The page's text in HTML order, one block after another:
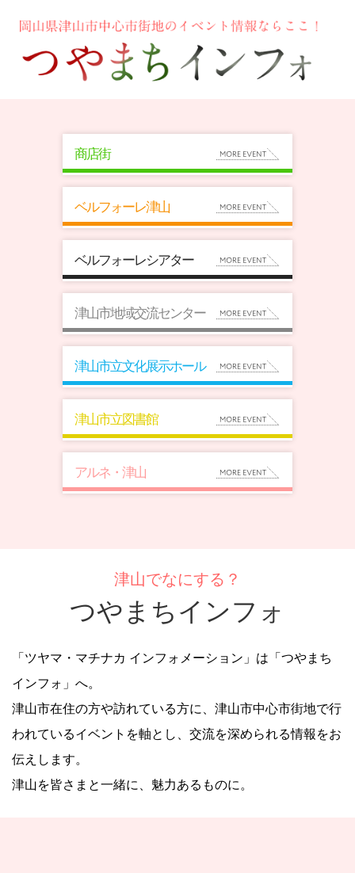
商店街
ベルフォーレ津山
ベルフォーレシアター
津山市地域交流センター
津山市立文化展示ホール
津山市立図書館
アルネ・津山
津山でなにする？
つやまちインフォ
「ツヤマ・マチナカ インフォメーション」は「つやまち
インフォ」へ。
津山市在住の方や訪れている方に、津山市中心市街地で行
われているイベントを軸とし、交流を深められる情報をお
伝えします。
津山を皆さまと一緒に、魅力あるものに。